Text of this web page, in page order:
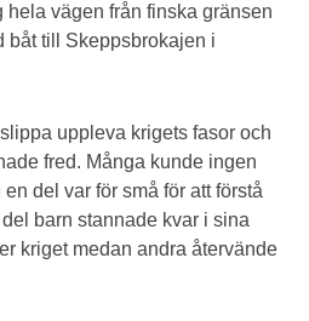
hela vägen från finska gränsen
båt till Skeppsbrokajen i
uppleva krigets fasor och
fred. Många kunde ingen
del var för små för att förstå
barn stannade kvar i sina
kriget medan andra återvände